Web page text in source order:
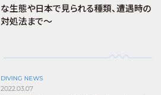
な生態や日本で見られる種類、遭遇時の
対処法まで～
DIVING NEWS
2022.03.07